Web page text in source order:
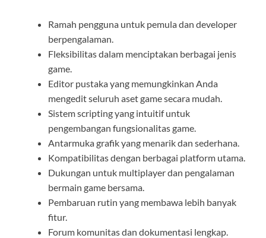
Ramah pengguna untuk pemula dan developer
berpengalaman.
Fleksibilitas dalam menciptakan berbagai jenis
game.
Editor pustaka yang memungkinkan Anda
mengedit seluruh aset game secara mudah.
Sistem scripting yang intuitif untuk
pengembangan fungsionalitas game.
Antarmuka grafik yang menarik dan sederhana.
Kompatibilitas dengan berbagai platform utama.
Dukungan untuk multiplayer dan pengalaman
bermain game bersama.
Pembaruan rutin yang membawa lebih banyak
fitur.
Forum komunitas dan dokumentasi lengkap.